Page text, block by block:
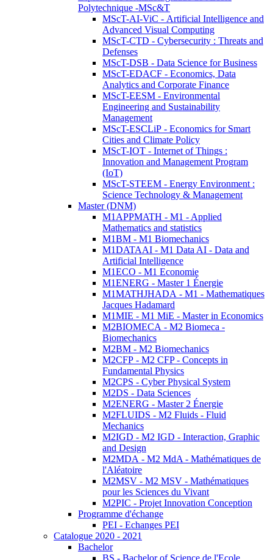
Polytechnique -MSc&T
MScT-AI-ViC - Artificial Intelligence and
Advanced Visual Computing
MScT-CTD - Cybersecurity : Threats and
Defenses
MScT-DSB - Data Science for Business
MScT-EDACF - Economics, Data
Analytics and Corporate Finance
MScT-EESM - Environmental
Engineering and Sustainability
Management
MScT-ESCLiP - Economics for Smart
Cities and Climate Policy
MScT-IOT - Internet of Things :
Innovation and Management Program
(IoT)
MScT-STEEM - Energy Environment :
Science Technology & Management
Master (DNM)
M1APPMATH - M1 - Applied
Mathematics and statistics
M1BM - M1 Biomechanics
M1DATAAI - M1 Data AI - Data and
Artificial Intelligence
M1ECO - M1 Economie
M1ENERG - Master 1 Énergie
M1MATHJHADA - M1 - Mathematiques
Jacques Hadamard
M1MIE - M1 MiE - Master in Economics
M2BIOMECA - M2 Biomeca -
Biomechanics
M2BM - M2 Biomechanics
M2CFP - M2 CFP - Concepts in
Fundamental Physics
M2CPS - Cyber Physical System
M2DS - Data Sciences
M2ENERG - Master 2 Énergie
M2FLUIDS - M2 Fluids - Fluid
Mechanics
M2IGD - M2 IGD - Interaction, Graphic
and Design
M2MDA - M2 MdA - Mathématiques de
l'Aléatoire
M2MSV - M2 MSV - Mathématiques
pour les Sciences du Vivant
M2PIC - Projet Innovation Conception
Programme d'échange
PEI - Echanges PEI
Catalogue 2020 - 2021
Bachelor
BS - Bachelor of Science de l'Ecole